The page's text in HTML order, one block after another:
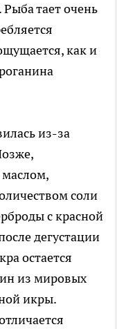
тает очень
как и
из-за
маслом,
соли
с красной
дегустации
остается
из мировых
икры.